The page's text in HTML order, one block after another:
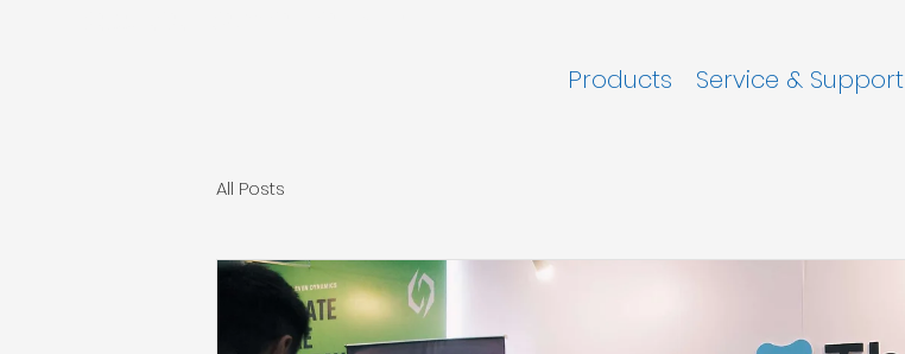
Products Service & Support
All Posts